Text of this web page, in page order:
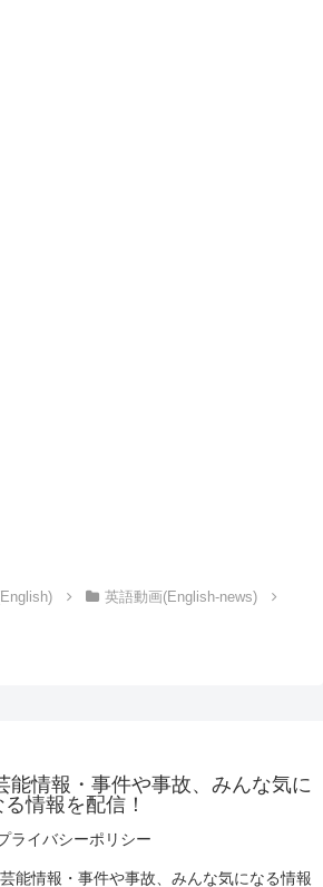
英語動画(English-news)
能情報・事件や事故、みんな気に
る情報を配信！
ライバシーポリシー
能情報・事件や事故、みんな気になる情報